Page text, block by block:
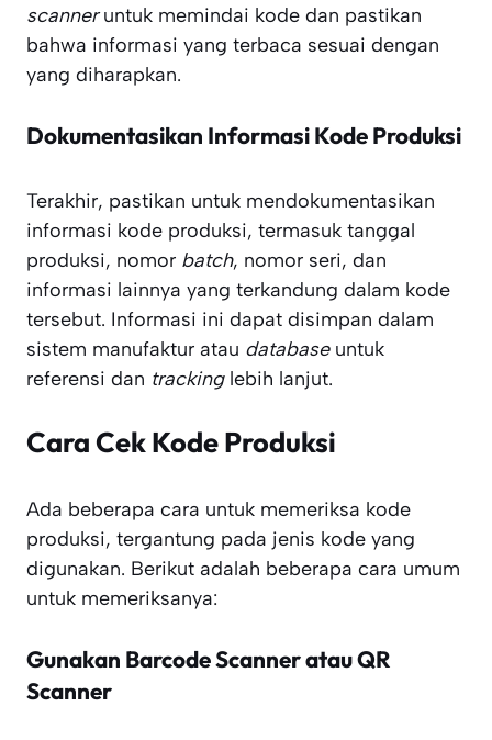
scanneruntuk memindai kode dan pastikan
bahwa informasi yang terbaca sesuai dengan
yang diharapkan.
Dokumentasikan Informasi Kode Produksi
Terakhir, pastikan untuk mendokumentasikan
informasi kode produksi, termasuk tanggal
produksi, nomor batch, nomor seri, dan
informasi lainnya yang terkandung dalam kode
tersebut. Informasi ini dapat disimpan dalam
sistem manufaktur atau databaseuntuk
referensi dan trackinglebih lanjut.
Cara Cek Kode Produksi
Ada beberapa cara untuk memeriksa kode
produksi, tergantung pada jenis kode yang
digunakan. Berikut adalah beberapa cara umum
untuk memeriksanya:
Gunakan Barcode Scanner atau QR
Scanner